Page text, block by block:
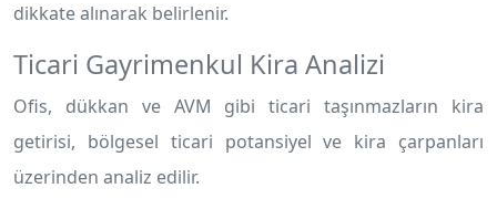
dikkate alınarak belirlenir.
Ticari Gayrimenkul Kira Analizi
Ofis, dükkan ve AVM gibi ticari taşınmazların kira
getirisi, bölgesel ticari potansiyel ve kira çarpanları
üzerinden analiz edilir.